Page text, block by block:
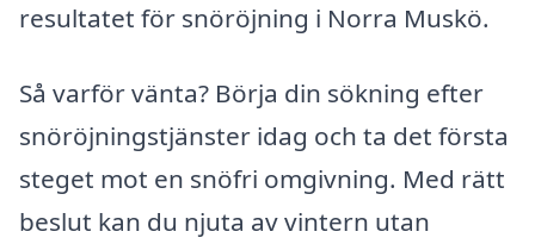
resultatet för snöröjning i Norra Muskö.
Så varför vänta? Börja din sökning efter
snöröjningstjänster idag och ta det första
steget mot en snöfri omgivning. Med rätt
beslut kan du njuta av vintern utan